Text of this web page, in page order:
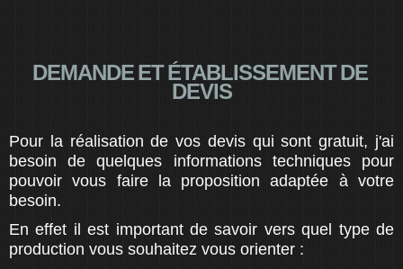
DEMANDE ET ÉTABLISSEMENT DE
DEVIS
Pour la réalisation de vos devis qui sont gratuit, j'ai
besoin de quelques informations techniques pour
pouvoir vous faire la proposition adaptée à votre
besoin.
En effet il est important de savoir vers quel type de
production vous souhaitez vous orienter :